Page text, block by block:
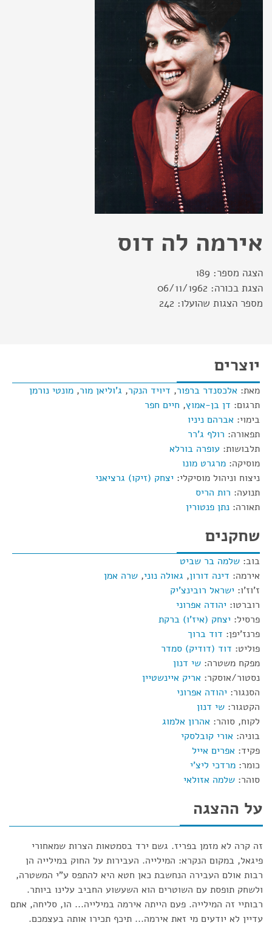
אירמה לה דוס
הצגה מספר: 189
הצגת בכורה: 06/11/1962
מספר הצגות שהועלו: 242
יוצרים
מאת: אלכסנדר ברפור, דיויד הנקר, ג'וליאן מור, מונטי נורמן
תרגום: דן בן-אמוץ, חיים חפר
בימוי: אברהם ניניו
תפאורה: רולף ג'רר
תלבושות: עופרה בורלא
מוסיקה: מרגרט מונו
ניצוח וניהול מוסיקלי: יצחק (זיקו) גרציאני
תנועה: רות הריס
תאורה: נתן פנטורין
שחקנים
בוב: שלמה בר שביט
אירמה: דינה דורון, גאולה נוני, שרה אמן
ז'וז'ו: ישראל רובינצ'יק
רוברטו: יהודה אפרוני
פרסיל: יצחק (איז'ו) ברקת
פרנז'יפן: דוד ברוך
פוליט: דוד (דודיק) סמדר
מפקח משטרה: שי דנון
נסטור/אוסקר: אריק איינשטיין
הסנגור: יהודה אפרוני
הקטגור: שי דנון
לקוח, סוהר: אהרון אלמוג
בוניה: אורי קובלסקי
פקיד: אפרים אייל
כומר: מרדכי ליצ'י
סוהר: שלמה אזולאי
על ההצגה
זה קרה לא מזמן בפריז. גשם ירד בסמטאות הצרות שמאחורי
פיגאל, במקום הנקרא: המילייה. העבירות על החוק במילייה הן
רבות אולם העבירה הנחשבת כאן חטא היא להתפס ע"י המשטרה,
ולשחק תופסת עם השוטרים הוא השעשוע החביב עלינו ביותר.
רבותיי זה המילייה. פעם הייתה אירמה במילייה... הו, סליחה, אתם
עדיין לא יודעים מי זאת אירמה... תיכף תכירו אותה בעצמכם.